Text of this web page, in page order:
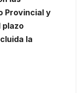
Provincial y
plazo
la